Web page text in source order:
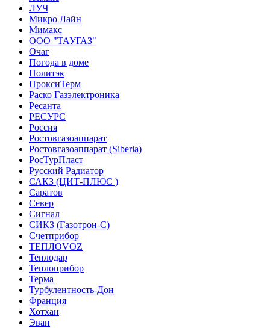
ЛУЧ
Микро Лайн
Мимакс
ООО "ТАУГАЗ"
Очаг
Погода в доме
Политэк
ПроксиТерм
Раско Газэлектроника
Ресанта
РЕСУРС
Россия
Ростовгазоаппарат
Ростовгазоаппарат (Siberia)
РосТурПласт
Русский Радиатор
САКЗ (ЦИТ-ПЛЮС )
Саратов
Север
Сигнал
СИКЗ (Газотрон-С)
Счетприбор
ТЕПЛОVOZ
Теплодар
Теплоприбор
Терма
Турбулентность-Дон
Франция
Хотхан
Эван